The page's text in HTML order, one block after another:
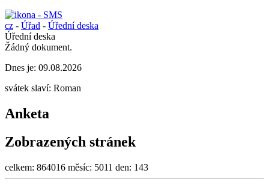
cz - Úřad - Úřední deska
Úřední deska
Žádný dokument.
Dnes je: 09.08.2026
svátek slaví: Roman
Anketa
Zobrazených stránek
celkem: 864016 měsíc: 5011 den: 143